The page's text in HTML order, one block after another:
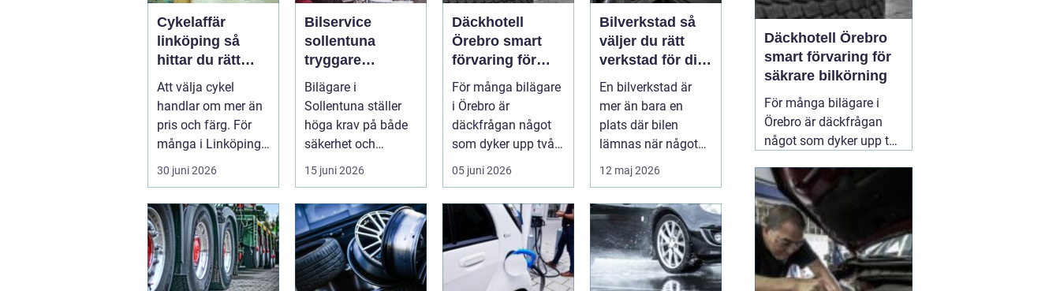
Cykelaffär
linköping så
hittar du rätt
butik, cykel och
service
Att välja cykel
handlar om mer än
pris och färg. För
många i Linköping
har cykeln blivit en
viktig d...
30 juni 2026
Bilservice
sollentuna
tryggare
bilägande året
runt
Bilägare i
Sollentuna ställer
höga krav på både
säkerhet och
komfort. Vägarna
växlar mellan
motorväg...
15 juni 2026
Däckhotell
Örebro smart
förvaring för
säkrare
bilkörning
För många bilägare
i Örebro är
däckfrågan något
som dyker upp två
gånger per år och
mest känns som e...
05 juni 2026
Bilverkstad så
väljer du rätt
verkstad för din
bil
En bilverkstad är
mer än bara en
plats där bilen
lämnas när något
går sönder. Rätt
verkstad blir en ...
12 maj 2026
Däckhotell Örebro
smart förvaring för
säkrare bilkörning
För många bilägare i
Örebro är däckfrågan
något som dyker upp två
känns som ett
nödvändigt ont. Tunga
lyft, smutsiga hjul och
jakt på förvaringsplats i
förråd eller garage gör
att däckbytet gärna